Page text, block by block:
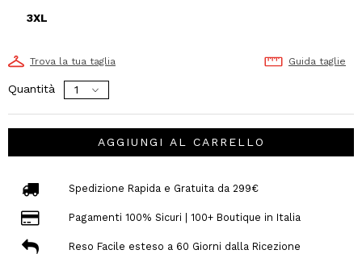
3XL
Trova la tua taglia Guida taglie
Quantità
AGGIUNGI AL CARRELLO
Spedizione Rapida e Gratuita da 299€
Pagamenti 100% Sicuri | 100+ Boutique in Italia
Reso Facile esteso a 60 Giorni dalla Ricezione